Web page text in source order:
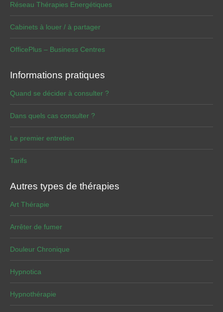
Réseau Thérapies Energétiques
Cabinets à louer / à partager
OfficePlus – Business Centres
Informations pratiques
Quand se décider à consulter ?
Dans quels cas consulter ?
Le premier entretien
Tarifs
Autres types de thérapies
Art Thérapie
Arrêter de fumer
Douleur Chronique
Hypnotica
Hypnothérapie